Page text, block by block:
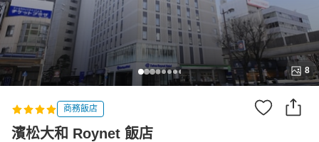
8
商務飯店
濱松大和 Roynet 飯店